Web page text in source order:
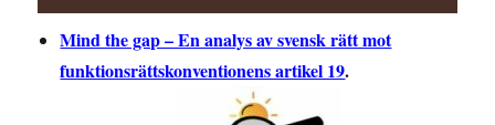
Mind the gap – En analys av svensk rätt mot
funktionsrättskonventionens artikel 19.